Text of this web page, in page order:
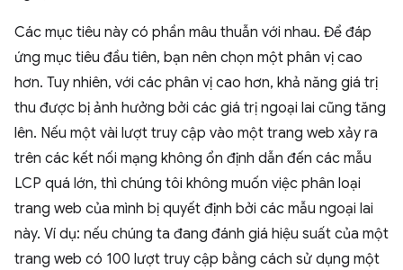
Các mục tiêu này có phần mâu thuẫn với nhau. Để đáp
ứng mục tiêu đầu tiên, bạn nên chọn một phân vị cao
hơn. Tuy nhiên, với các phân vị cao hơn, khả năng giá trị
thu được bị ảnh hưởng bởi các giá trị ngoại lai cũng tăng
lên. Nếu một vài lượt truy cập vào một trang web xảy ra
trên các kết nối mạng không ổn định dẫn đến các mẫu
LCP quá lớn, thì chúng tôi không muốn việc phân loại
trang web của mình bị quyết định bởi các mẫu ngoại lai
này. Ví dụ: nếu chúng ta đang đánh giá hiệu suất của một
trang web có 100 lượt truy cập bằng cách sử dụng một